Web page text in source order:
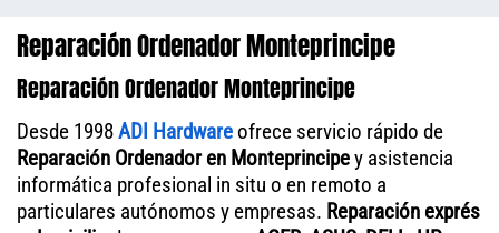
Reparación Ordenador Monteprincipe
Reparación Ordenador Monteprincipe
Desde 1998ADI Hardwareofrece servicio rápido de
Reparación Ordenador en Monteprincipey asistencia
informática profesional in situ o en remoto a
particulares autónomos y empresas. Reparación exprés